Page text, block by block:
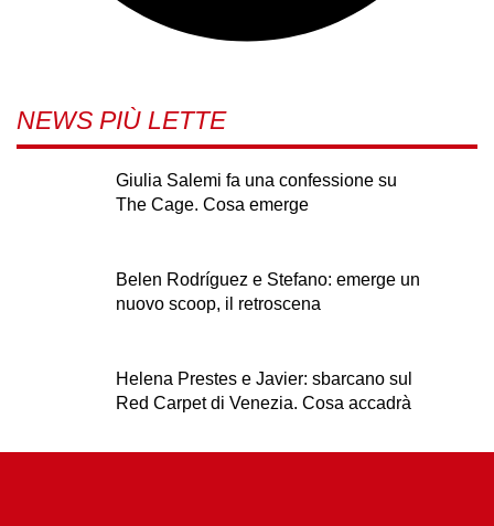
NEWS PIÙ LETTE
Giulia Salemi fa una confessione su
The Cage. Cosa emerge
Belen Rodríguez e Stefano: emerge un
nuovo scoop, il retroscena
Helena Prestes e Javier: sbarcano sul
Red Carpet di Venezia. Cosa accadrà